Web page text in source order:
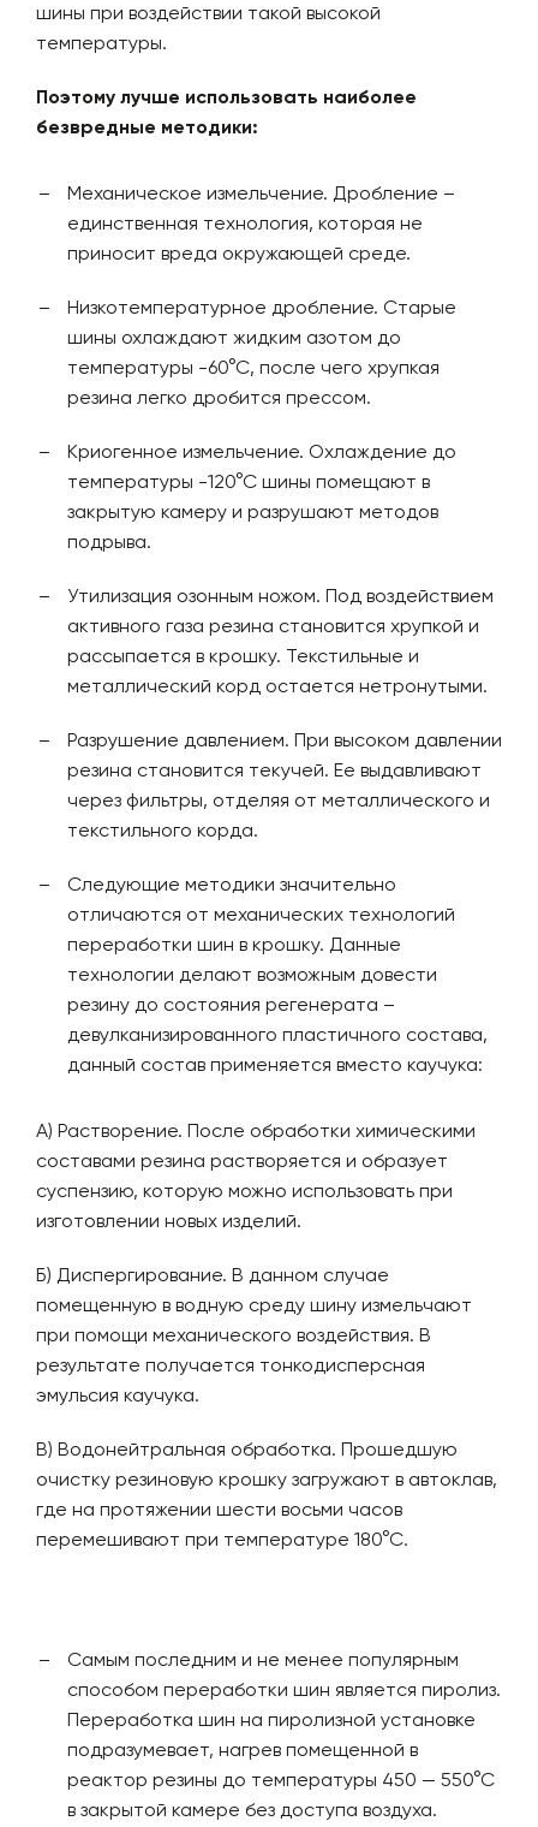
шины при воздействии такой высокой
температуры.
Поэтому лучше использовать наиболее
безвредные методики:
Механическое измельчение. Дробление –
единственная технология, которая не
приносит вреда окружающей среде.
Низкотемпературное дробление. Старые
шины охлаждают жидким азотом до
температуры -60°С, после чего хрупкая
резина легко дробится прессом.
Криогенное измельчение. Охлаждение до
температуры -120°С шины помещают в
закрытую камеру и разрушают методов
подрыва.
Утилизация озонным ножом. Под воздействием
активного газа резина становится хрупкой и
рассыпается в крошку. Текстильные и
металлический корд остается нетронутыми.
Разрушение давлением. При высоком давлении
резина становится текучей. Ее выдавливают
через фильтры, отделяя от металлического и
текстильного корда.
Следующие методики значительно
отличаются от механических технологий
переработки шин в крошку. Данные
технологии делают возможным довести
резину до состояния регенерата –
девулканизированного пластичного состава,
данный состав применяется вместо каучука:
А) Растворение. После обработки химическими
составами резина растворяется и образует
суспензию, которую можно использовать при
изготовлении новых изделий.
Б) Диспергирование. В данном случае
помещенную в водную среду шину измельчают
при помощи механического воздействия. В
результате получается тонкодисперсная
эмульсия каучука.
В) Водонейтральная обработка. Прошедшую
очистку резиновую крошку загружают в автоклав,
где на протяжении шести восьми часов
перемешивают при температуре 180°С.
Самым последним и не менее популярным
способом переработки шин является пиролиз.
Переработка шин на пиролизной установке
подразумевает, нагрев помещенной в
реактор резины до температуры 450 — 550°С
в закрытой камере без доступа воздуха.